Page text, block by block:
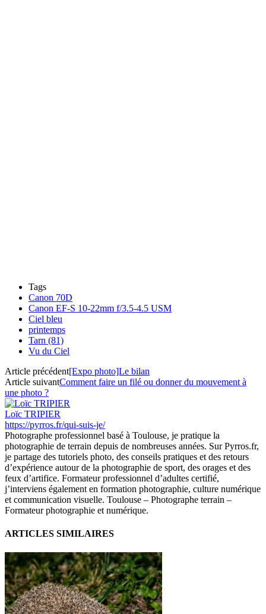
Tags
Canon 70D
Canon EF-S 10-22mm f/3.5-4.5 USM
Ciel bleu
printemps
Tarn (81)
Vu du Ciel
Article précédent[Expo photo]Le bilan
Article suivantComment faire un filé ou donner du mouvement à
une photo ?
Loïc TRIPIER
https://pyrros.fr/qui-suis-je/
Photographe professionnel basé à Toulouse, je pratique la
photographie de terrain depuis de nombreuses années. Sur Pyrros.fr,
je partage des tutoriels photo, des conseils pratiques et des retours
d’expérience autour de la photographie de sport, des orages et des
feux d’artifice. Formateur professionnel d’adultes certifié,
j’interviens également en formation photographie, culture numérique
et communication visuelle. Toulouse – Photographe terrain –
Formateur photographie et numérique.
ARTICLES SIMILAIRES